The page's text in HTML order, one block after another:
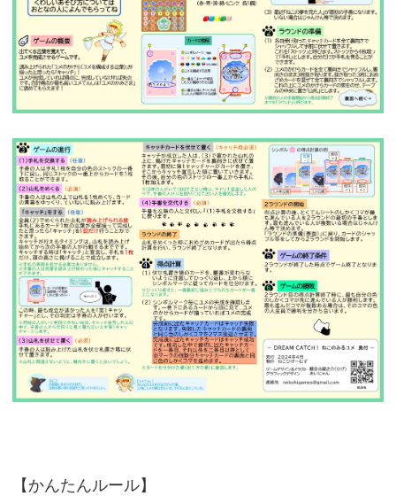
【かんたんルール】